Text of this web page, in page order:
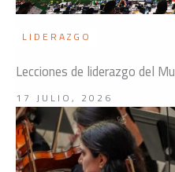
LIDERAZGO
Lecciones de liderazgo del
17 JULIO, 2026